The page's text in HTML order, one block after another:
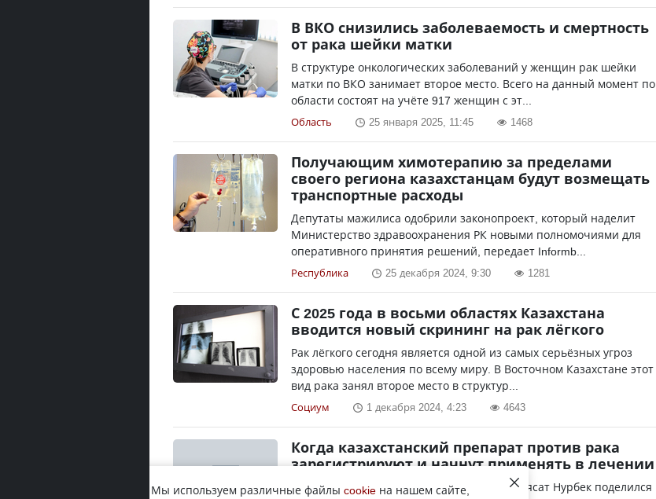
В ВКО снизились заболеваемость и смертность
от рака шейки матки
В структуре онкологических заболеваний у женщин рак шейки
матки по ВКО занимает второе место. Всего на данный момент по
области состоят на учёте 917 женщин с эт...
Область 25 января 2025, 11:45 1468
Получающим химотерапию за пределами
своего региона казахстанцам будут возмещать
транспортные расходы
Депутаты мажилиса одобрили законопроект, который наделит
Министерство здравоохранения РК новыми полномочиями для
оперативного принятия решений, передает Informb...
Республика 25 декабря 2024, 9:30 1281
С 2025 года в восьми областях Казахстана
вводится новый скрининг на рак лёгкого
Рак лёгкого сегодня является одной из самых серьёзных угроз
здоровью населения по всему миру. В Восточном Казахстане этот
вид рака занял второе место в структур...
Социум 1 декабря 2024, 4:23 4643
Когда казахстанский препарат против рака
зарегистрируют и начнут применять в лечении
Министр науки и высшего образования Саясат Нурбек поделился
Мы используем различные файлы cookie на нашем сайте,